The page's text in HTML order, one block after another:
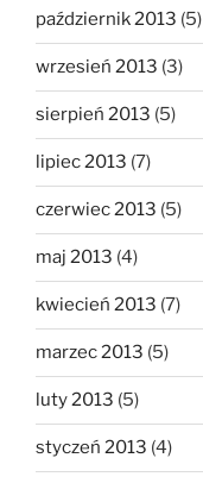
październik 2013 (5)
wrzesień 2013 (3)
sierpień 2013 (5)
lipiec 2013 (7)
czerwiec 2013 (5)
maj 2013 (4)
kwiecień 2013 (7)
marzec 2013 (5)
luty 2013 (5)
styczeń 2013 (4)